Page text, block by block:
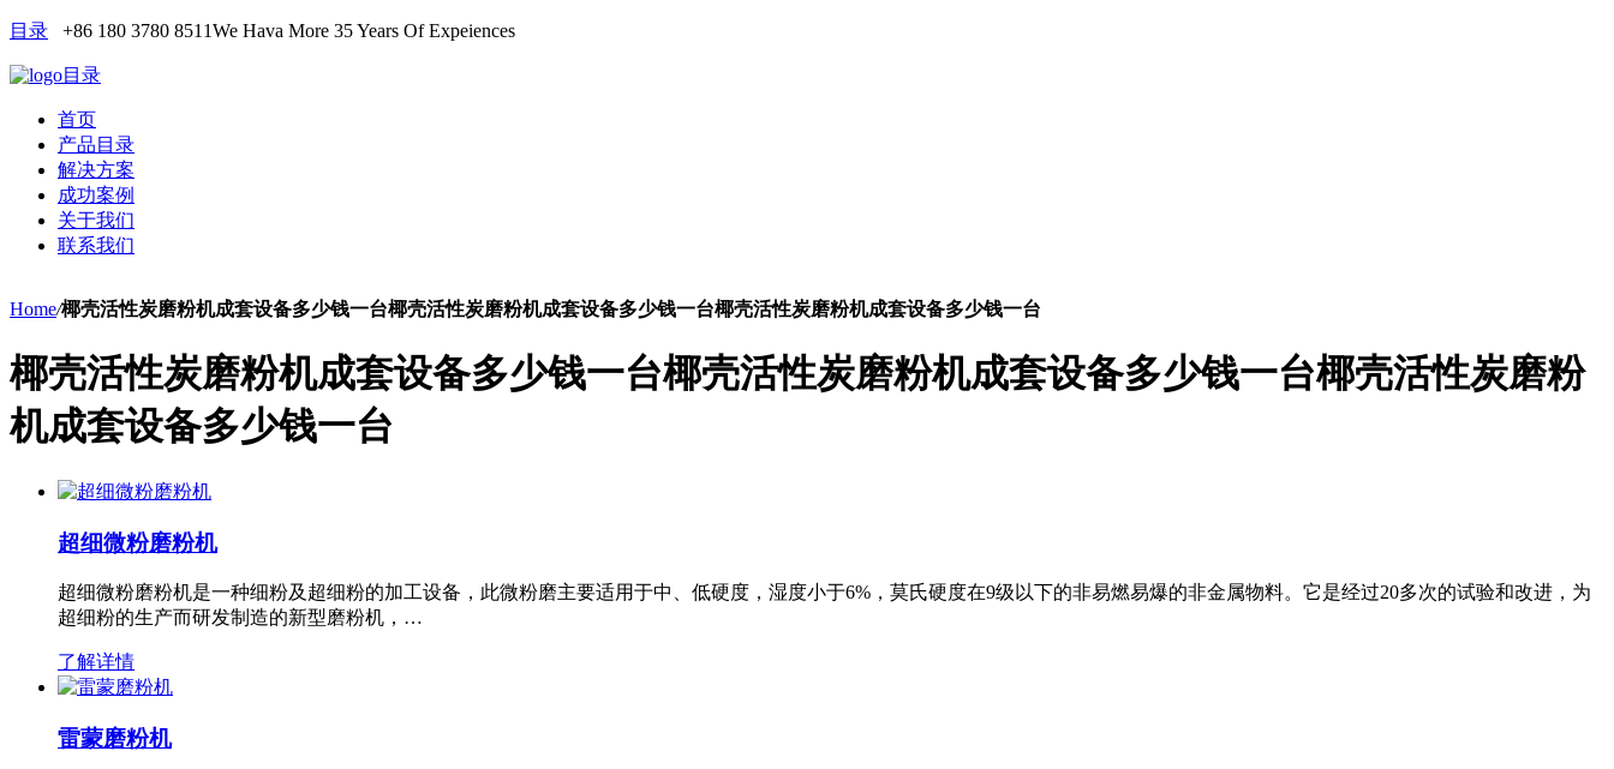
目录 +86 180 3780 8511We Hava More 35 Years Of Expeiences
目录
首页
产品目录
解决方案
成功案例
关于我们
联系我们
Home/椰壳活性炭磨粉机成套设备多少钱一台椰壳活性炭磨粉机成套设备多少钱一台椰壳活性炭磨粉机成套设备多少钱一台
椰壳活性炭磨粉机成套设备多少钱一台椰壳活性炭磨粉机成套设备多少钱一台椰壳活性炭磨粉
机成套设备多少钱一台
超细微粉磨粉机
超细微粉磨粉机是一种细粉及超细粉的加工设备，此微粉磨主要适用于中、低硬度，湿度小于6%，莫氏硬度在9级以下的非易燃易爆的非金属物料。它是经过20多次的试验和改进，为
超细粉的生产而研发制造的新型磨粉机，…
了解详情
雷蒙磨粉机